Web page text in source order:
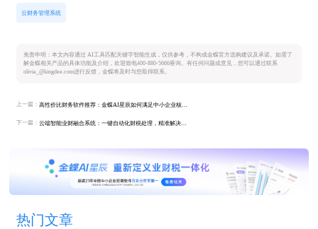
云财务管理系统
免责申明：本文内容通过 AI工具匹配关键字智能生成，仅供参考，不构成金蝶官方选购建议及承诺。如需了
解金蝶相关产品的具体功能及介绍，欢迎致电400-880-5666垂询。有任何问题或意见，您可以通过联系
olivia_@kingdee.com进行反馈，金蝶将及时与您取得联系。
上一篇： 高性价比财务软件推荐：金蝶AI星辰如何满足中小企业核心需求
下一篇： 云端智能业财融合系统：一键自动化财税处理，精准解决中小企业对账难、报税繁、数据不准核心痛点
热门文章